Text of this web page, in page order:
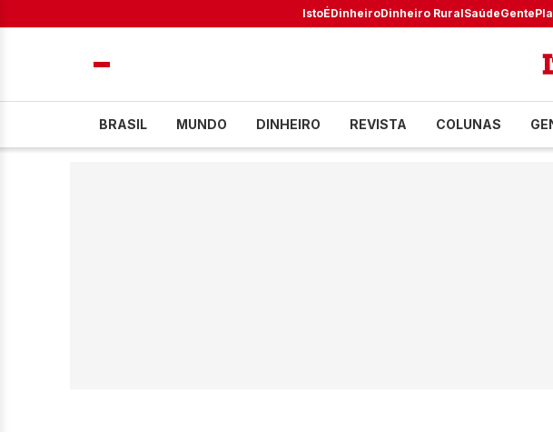
IstoÉDinheiroDinheiro RuralSaúdeGente
BRASIL MUNDO DINHEIRO REVISTA COLUNAS